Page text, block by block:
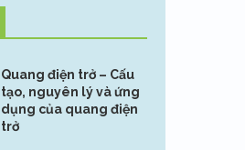
Quang điện trở – Cấu
tạo, nguyên lý và ứng
dụng của quang điện
trở